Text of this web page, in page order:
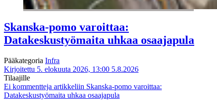
Skanska-pomo varoittaa:
Datakeskustyömaita uhkaa osaajapula
Pääkategoria Infra
Kirjoitettu 5. elokuuta 2026, 13:00 5.8.2026
Tilaajille
Ei kommentteja artikkeliin Skanska-pomo varoittaa:
Datakeskustyömaita uhkaa osaajapula